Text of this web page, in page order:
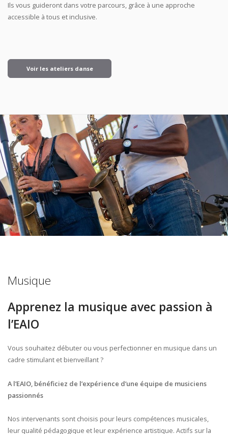
Ils vous guideront dans votre parcours, grâce à une approche
accessible à tous et inclusive.
Voir les ateliers danse
Musique
Apprenez la musique avec passion à
l’EAIO
Vous souhaitez débuter ou vous perfectionner en musique dans un
cadre stimulant et bienveillant ?
A l’EAIO, bénéficiez de l’expérience d’une équipe de musiciens
passionnés
Nos intervenants sont choisis pour leurs compétences musicales,
leur qualité pédagogique et leur expérience artistique. Actifs sur la